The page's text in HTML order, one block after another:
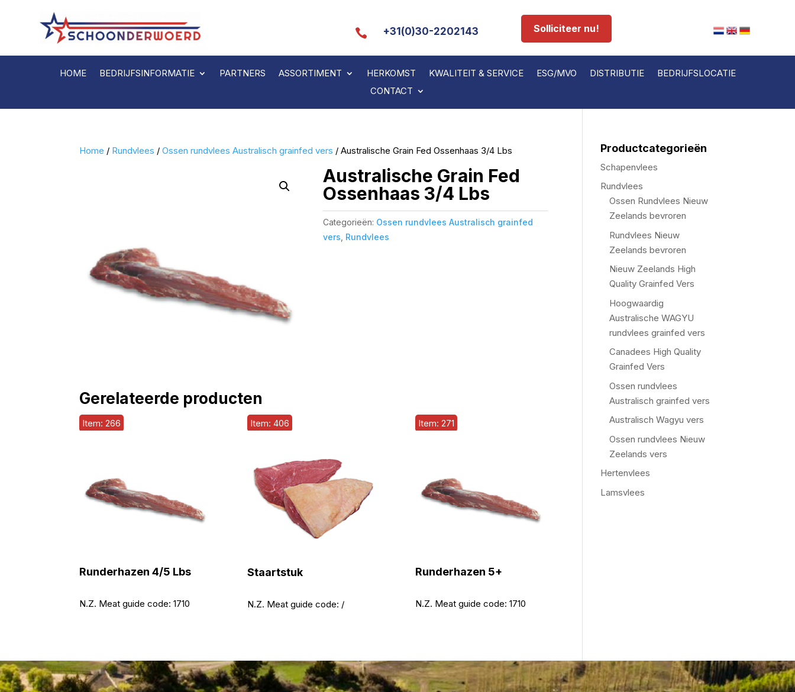
 +31(0)30-2202143 Solliciteer nu!
HOME BEDRIJFSINFORMATIE PARTNERS ASSORTIMENT HERKOMST KWALITEIT & SERVICE ESG/MVO DISTRIBUTIE
BEDRIJFSLOCATIE
CONTACT
Home / Rundvlees /Ossen rundvlees Australisch grainfed vers / Australische Grain Fed Ossenhaas 3/4 Lbs
Australische Grain Fed
Ossenhaas 3/4 Lbs
Categorieën: Ossen rundvlees Australisch grainfed
vers Rundvlees
Gerelateerde producten
Item: 266
Runderhazen 4/5 Lbs
N.Z. Meat guide code: 1710
Item: 406
Staartstuk
N.Z. Meat guide code: /
Item: 271
Runderhazen 5+
N.Z. Meat guide code: 1710
Productcategorieën
Schapenvlees
Rundvlees
Ossen Rundvlees Nieuw
Zeelands bevroren
Rundvlees Nieuw
Zeelands bevroren
Nieuw Zeelands High
Quality Grainfed Vers
Hoogwaardig
Australische WAGYU
rundvlees grainfed vers
Canadees High Quality
Grainfed Vers
Ossen rundvlees
Australisch grainfed vers
Australisch Wagyu vers
Ossen rundvlees Nieuw
Zeelands vers
Hertenvlees
Lamsvlees